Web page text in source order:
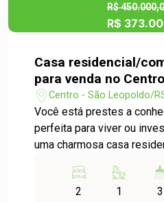
R$
R$
Casa residencial/
para venda no
Centro - São Leopoldo/
Você está prestes a
perfeita para viver ou
uma charmosa casa
quem busca conforto e
Características do Imóvel: - Tipo: Casa
2 1 3